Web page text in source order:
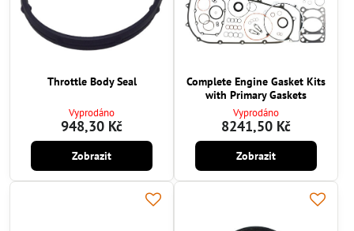
Throttle Body Seal
Vyprodáno
948,30 Kč
Zobrazit
Complete Engine Gasket Kits
with Primary Gaskets
Vyprodáno
8241,50 Kč
Zobrazit